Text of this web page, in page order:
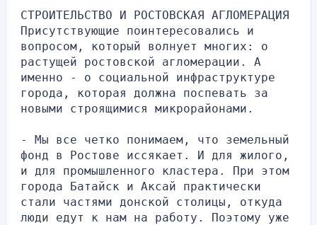
СТРОИТЕЛЬСТВО И РОСТОВСКАЯ АГЛОМЕРАЦИЯ
Присутствующие поинтересовались и
вопросом, который волнует многих: о
растущей ростовской агломерации. А
именно - о социальной инфраструктуре
города, которая должна поспевать за
новыми строящимися микрорайонами.
- Мы все четко понимаем, что земельный
фонд в Ростове иссякает. И для жилого,
и для промышленного кластера. При этом
города Батайск и Аксай практически
стали частями донской столицы, откуда
люди едут к нам на работу. Поэтому уже